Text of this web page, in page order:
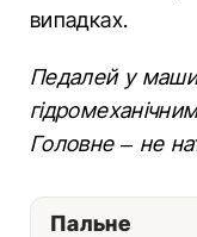
випадках.
Педалей у
Головне – не
Пальне